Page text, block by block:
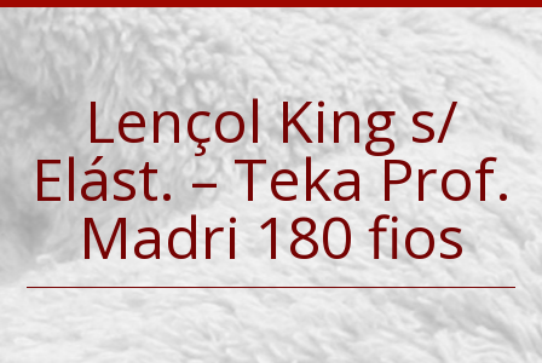
Lençol King s/
Elást. – Teka Prof.
Madri 180 fios